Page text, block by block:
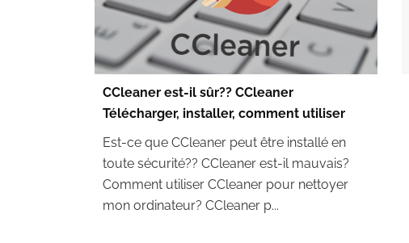
CCleaner est-il sûr?? CCleaner
Télécharger, installer, comment utiliser
Est-ce que CCleaner peut être installé en
toute sécurité?? CCleaner est-il mauvais?
Comment utiliser CCleaner pour nettoyer
mon ordinateur? CCleaner p...